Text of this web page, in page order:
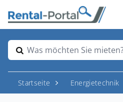
Was möchten Sie
Startseite Energietechnik